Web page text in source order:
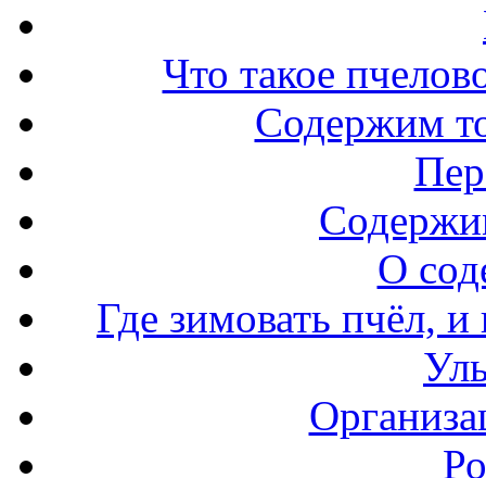
Что такое
Содержим
О
Где зимовать пчёл,